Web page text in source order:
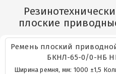
плоские
Ремень плоский
БКНЛ-65-0/0-НБ
Ширина ремня, мм: 1000 ±1,5